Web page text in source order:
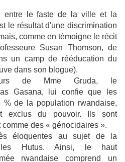
entre le faste de la ville et la
le résultat d'une discrimination
comme en témoigne le récit
Susan Thomson, de
un camp de rééducation du
dans son blogue).
de Mme Gruda, le
Gasana, lui confie que les
% de la population rwandaise,
exclus du pouvoir. Ils sont
des « génocidaires ».
éloquentes au sujet de la
les Hutus. Ainsi, le haut
rwandaise comprend un